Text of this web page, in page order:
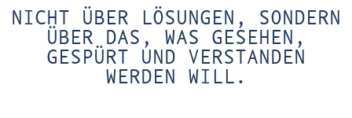
NICHT ÜBER LÖSUNGEN, SONDERN
ÜBER DAS, WAS GESEHEN,
GESPÜRT UND VERSTANDEN
WERDEN WILL.